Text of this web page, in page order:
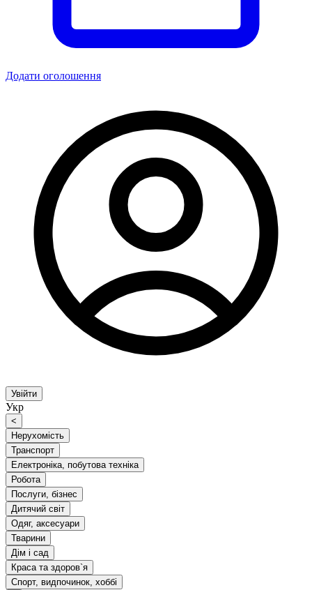
Додати оголошення
Увійти
Укр
<
Нерухомість
Транспорт
Електроніка, побутова техніка
Робота
Послуги, бізнес
Дитячий світ
Одяг, аксесуари
Тварини
Дім і сад
Краса та здоров`я
Спорт, видпочинок, хоббі